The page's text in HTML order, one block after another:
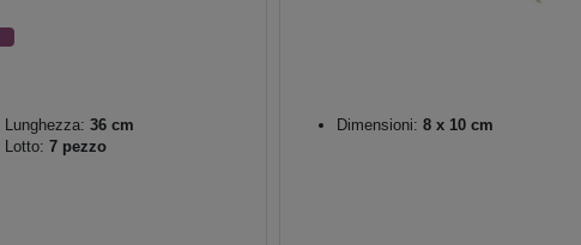
Lunghezza: 36 cm
Lotto: 7 pezzo
Dimensioni: 8 x 10 cm